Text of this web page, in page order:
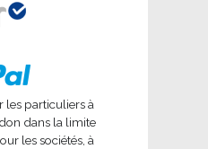
les particuliers à
dans la limite
les sociétés, à